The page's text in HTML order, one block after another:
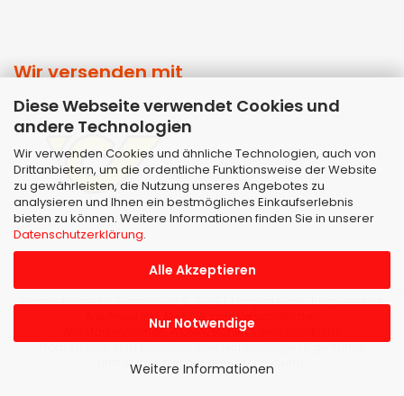
Diese Webseite verwendet Cookies und
andere Technologien
Wir verwenden Cookies und ähnliche Technologien, auch von
Drittanbietern, um die ordentliche Funktionsweise der Website
zu gewährleisten, die Nutzung unseres Angebotes zu
analysieren und Ihnen ein bestmögliches Einkaufserlebnis
bieten zu können. Weitere Informationen finden Sie in unserer
Datenschutzerklärung.
Alle Akzeptieren
Nur Notwendige
Weitere Informationen
Wir versenden mit
Shopsoftwareby Gambio.de © 2026 | Template vonJungCreative.
Alle Preise inkl. MwSt. & zzgl. Versandkosten
Alle Markennamen, Warenzeichen sowie sämtliche
Produktbilder sind Eigentum Ihrer rechtmäßigen Eigentümer
und dienen hier nur der Beschreibung.